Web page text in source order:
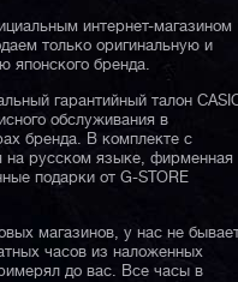
интернет-магазином
только оригинальную и
японского бренда.
гарантийный талон
обслуживания в
бренда. В комплекте с
на русском языке, фирменная
подарки от G-STORE
магазинов, у нас не
часов из наложенных
до вас. Все часы в